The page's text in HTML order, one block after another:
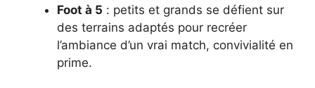
Foot à 5 : petits et grands se défient sur
des terrains adaptés pour recréer
l’ambiance d’un vrai match, convivialité en
prime.